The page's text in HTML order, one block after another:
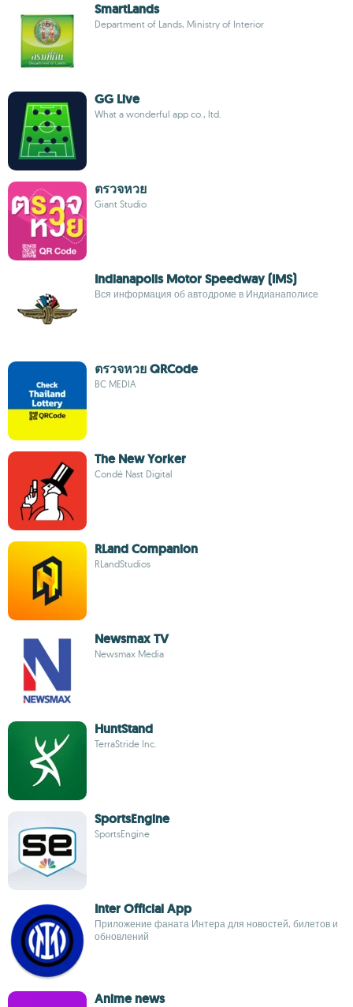
SmartLands
Department of Lands, Ministry of Interior
GG Live
What a wonderful app co., ltd.
ตรวจหวย
Giant Studio
Indianapolis Motor Speedway (IMS)
Вся информация об автодроме в Индианаполисе
ตรวจหวย QRCode
BC MEDIA
The New Yorker
Condé Nast Digital
RLand Companion
RLandStudios
Newsmax TV
Newsmax Media
HuntStand
TerraStride Inc.
SportsEngine
SportsEngine
Inter Official App
Приложение фаната Интера для новостей, билетов и
обновлений
Anime news